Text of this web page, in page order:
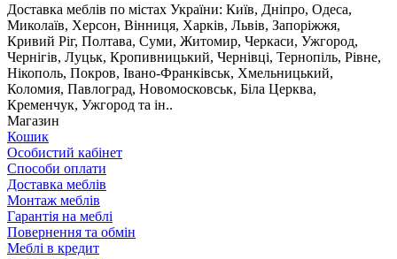
Доставка меблів по містах України: Київ, Дніпро, Одеса,
Миколаїв, Херсон, Вінниця, Харків, Львів, Запоріжжя,
Кривий Ріг, Полтава, Суми, Житомир, Черкаси, Ужгород,
Чернігів, Луцьк, Кропивницький, Чернівці, Тернопіль, Рівне,
Нікополь, Покров, Івано-Франківськ, Хмельницький,
Коломия, Павлоград, Новомосковськ, Біла Церква,
Кременчук, Ужгород та ін..
Магазин
Кошик
Особистий кабінет
Способи оплати
Доставка меблів
Монтаж меблів
Гарантія на меблі
Повернення та обмін
Меблі в кредит